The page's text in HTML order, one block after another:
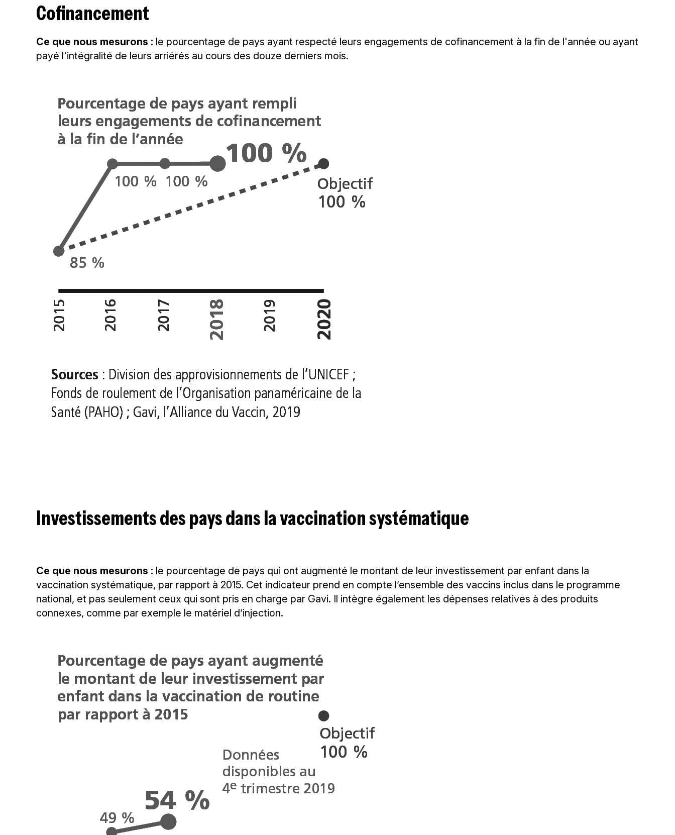
Cofinancement
Ce que nous mesurons : le pourcentage de pays ayant respecté leurs engagements de cofinancement à la fin de l'année ou ayant
payé l'intégralité de leurs arriérés au cours des douze derniers mois.
Investissements des pays dans la vaccination systématique
Ce que nous mesurons : le pourcentage de pays qui ont augmenté le montant de leur investissement par enfant dans la
vaccination systématique, par rapport à 2015. Cet indicateur prend en compte l’ensemble des vaccins inclus dans le programme
national, et pas seulement ceux qui sont pris en charge par Gavi. Il intègre également les dépenses relatives à des produits
connexes, comme par exemple le matériel d’injection.